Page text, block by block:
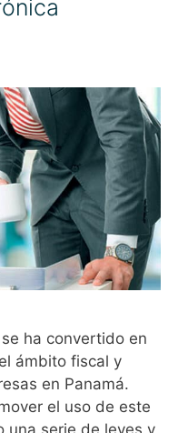
ha convertido en
ámbito fiscal y
en Panamá.
el uso de este
una serie de leyes y